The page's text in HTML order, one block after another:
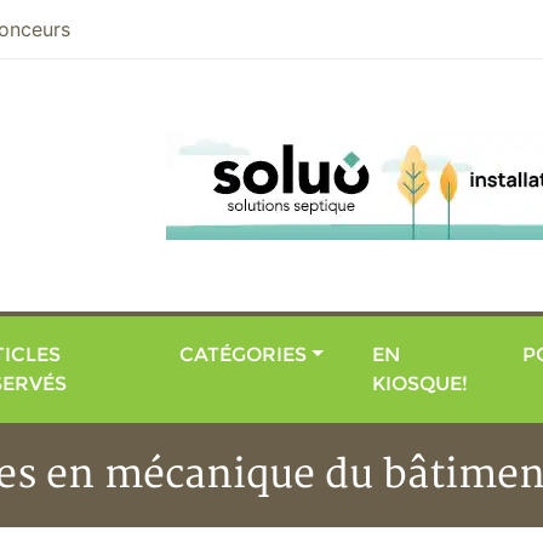
CATÉGORIES
EN
KIOSQUE!
en mécanique du